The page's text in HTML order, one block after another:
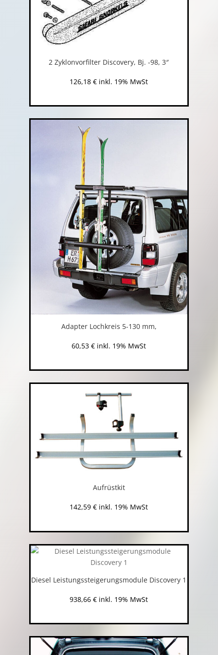
2 Zyklonvorfilter Discovery, Bj. -98, 3″
126,18€ inkl. 19% MwSt
Adapter Lochkreis 5-130 mm,
60,53€ inkl. 19% MwSt
Aufrüstkit
142,59€ inkl. 19% MwSt
Diesel Leistungssteigerungsmodule Discovery 1
938,66€ inkl. 19% MwSt